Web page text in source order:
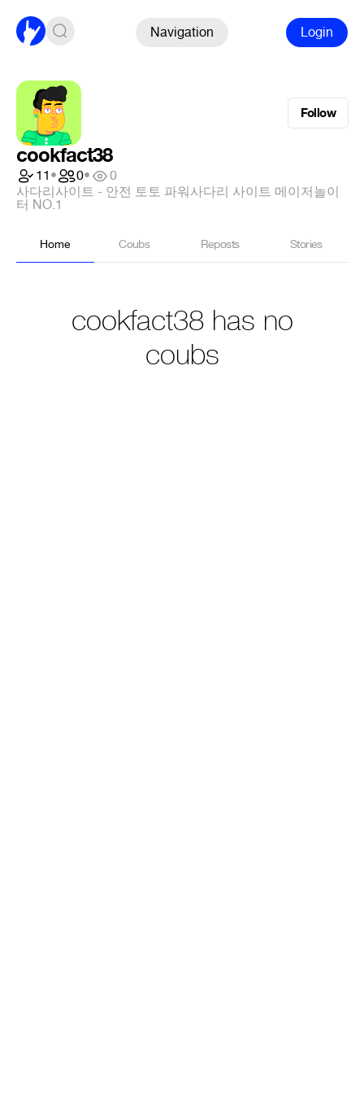
Navigation Login
Follow
cookfact38
11• 0•
0
사다리사이트 - 안전 토토 파워사다리 사이트 메이저놀이
터 NO.1
Home Coubs Reposts Stories
cookfact38 has no
coubs